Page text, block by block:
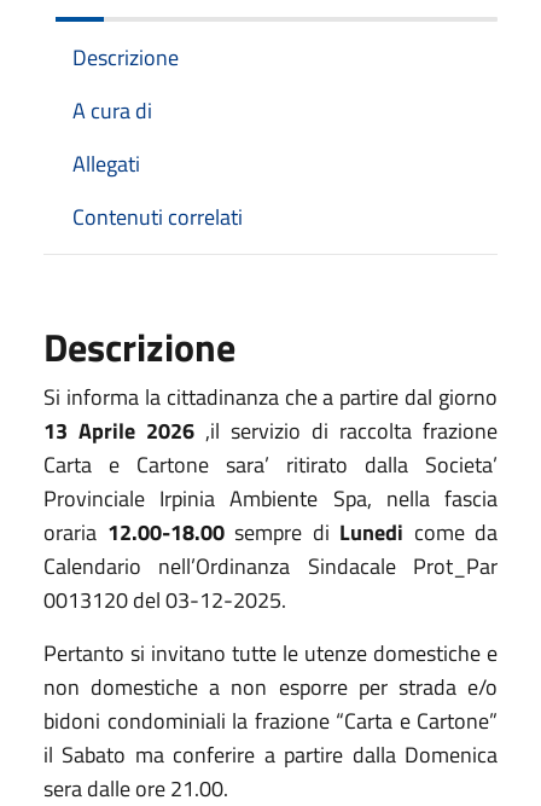
Descrizione
A cura di
Allegati
Contenuti correlati
Descrizione
Si informa la cittadinanza che a partire dal giorno
13 Aprile 2026 ,il servizio di raccolta frazione
Carta e Cartone sara’ ritirato dalla Societa’
Provinciale Irpinia Ambiente Spa, nella fascia
oraria 12.00-18.00sempre di Lunedi come da
Calendario nell’Ordinanza Sindacale Prot_Par
0013120 del 03-12-2025.
Pertanto si invitano tutte le utenze domestiche e
non domestiche a non esporre per strada e/o
bidoni condominiali la frazione “Carta e Cartone”
il Sabato ma conferire a partire dalla Domenica
sera dalle ore 21.00.